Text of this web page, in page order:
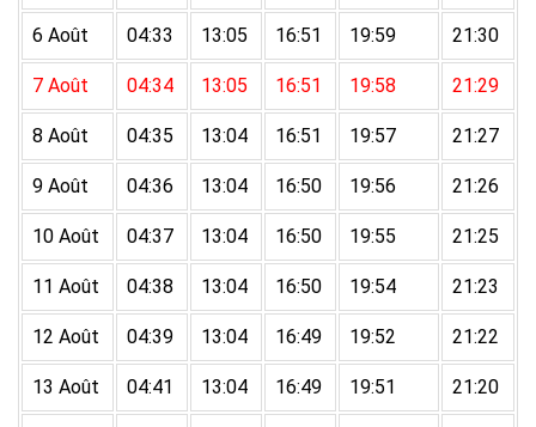
6 Août 04:33 13:05 16:51 19:59 21:30
7 Août 04:34 13:05 16:51 19:58 21:29
8 Août 04:35 13:04 16:51 19:57 21:27
9 Août 04:36 13:04 16:50 19:56 21:26
10 Août 04:37 13:04 16:50 19:55 21:25
11 Août 04:38 13:04 16:50 19:54 21:23
12 Août 04:39 13:04 16:49 19:52 21:22
13 Août 04:41 13:04 16:49 19:51 21:20